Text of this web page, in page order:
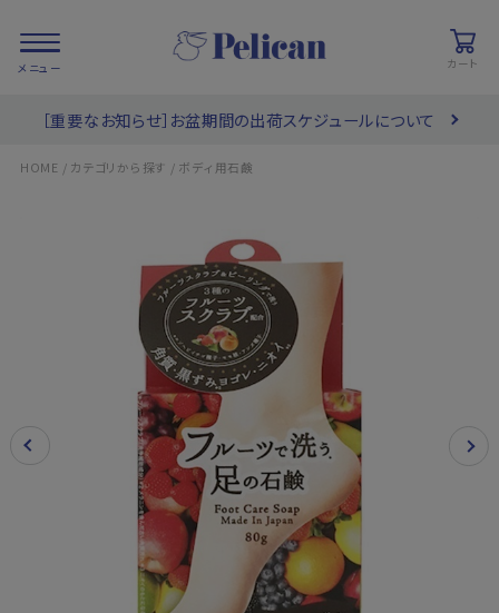
カート
PRODUCTS/ 商品を探す
COLLECTIONS/ ブランド一覧
［重要なお知らせ］お盆期間の出荷スケジュールについて
HOME / カテゴリから探す / ボディ用石鹸